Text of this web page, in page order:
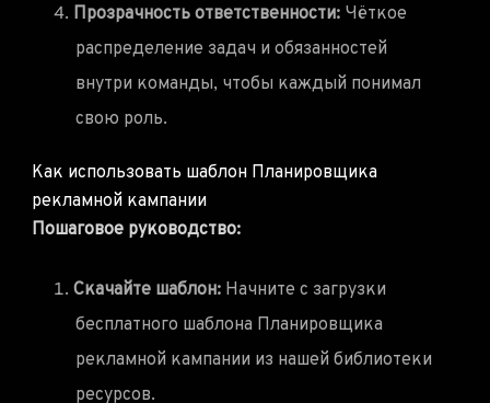
Прозрачность ответственности: Чёткое
распределение задач и обязанностей
внутри команды, чтобы каждый понимал
свою роль.
Как использовать шаблон Планировщика
рекламной кампании
Пошаговое руководство:
Скачайте шаблон: Начните с загрузки
бесплатного шаблона Планировщика
рекламной кампании из нашей библиотеки
ресурсов.